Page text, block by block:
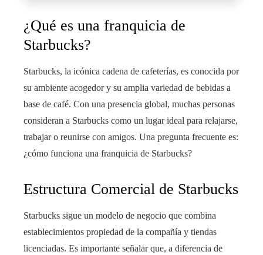
¿Qué es una franquicia de
Starbucks?
Starbucks, la icónica cadena de cafeterías, es conocida por
su ambiente acogedor y su amplia variedad de bebidas a
base de café. Con una presencia global, muchas personas
consideran a Starbucks como un lugar ideal para relajarse,
trabajar o reunirse con amigos. Una pregunta frecuente es:
¿cómo funciona una franquicia de Starbucks?
Estructura Comercial de Starbucks
Starbucks sigue un modelo de negocio que combina
establecimientos propiedad de la compañía y tiendas
licenciadas. Es importante señalar que, a diferencia de